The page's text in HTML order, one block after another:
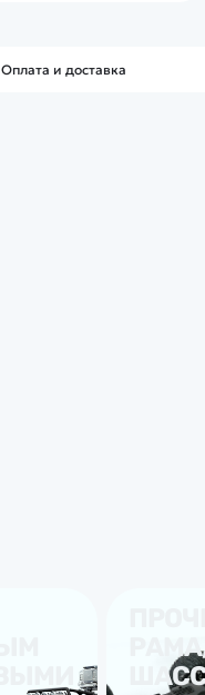
Оплата и доставка